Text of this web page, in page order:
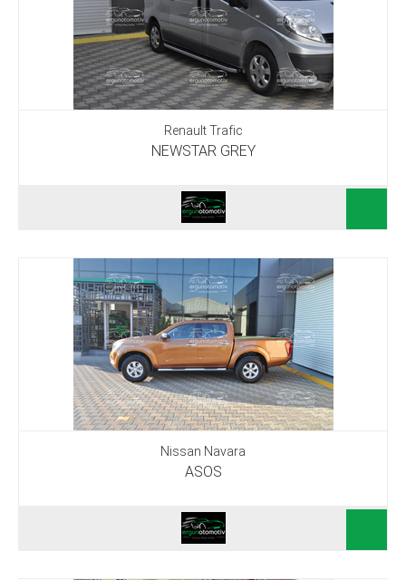
Renault Trafic
NEWSTAR GREY
Nissan Navara
ASOS